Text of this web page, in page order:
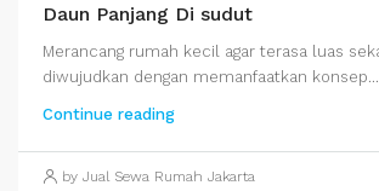
Daun Panjang Di sudut
Merancang rumah kecil agar terasa luas
diwujudkan dengan memanfaatkan konsep...
Continue reading
by Jual Sewa Rumah Jakarta